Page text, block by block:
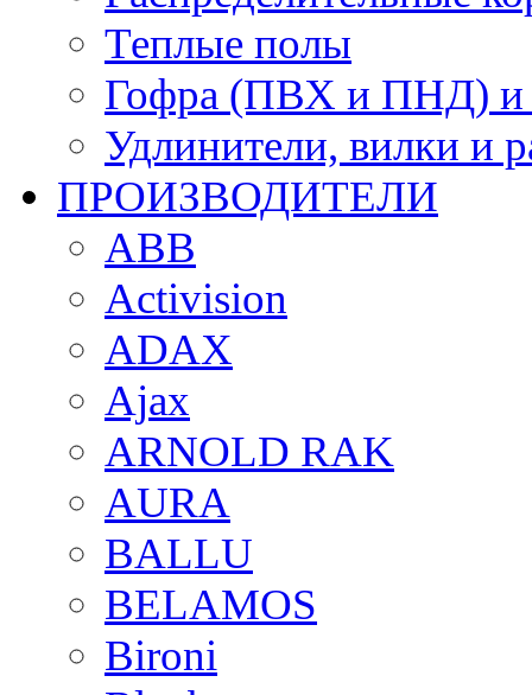
Теплые полы
Гофра (ПВХ и ПНД) и
Удлинители, вилки и
ПРОИЗВОДИТЕЛИ
ABB
Activision
ADAX
Ajax
ARNOLD RAK
AURA
BALLU
BELAMOS
Bironi